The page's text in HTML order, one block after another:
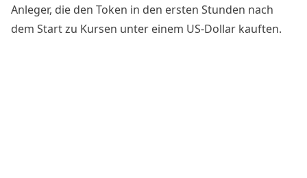
Anleger, die den Token in den ersten Stunden nach
dem Start zu Kursen unter einem US-Dollar kauften.